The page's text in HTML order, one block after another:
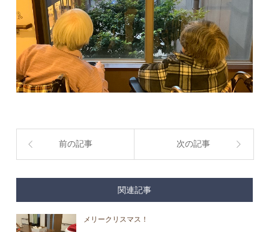
前の記事 次の記事
関連記事
メリークリスマス！